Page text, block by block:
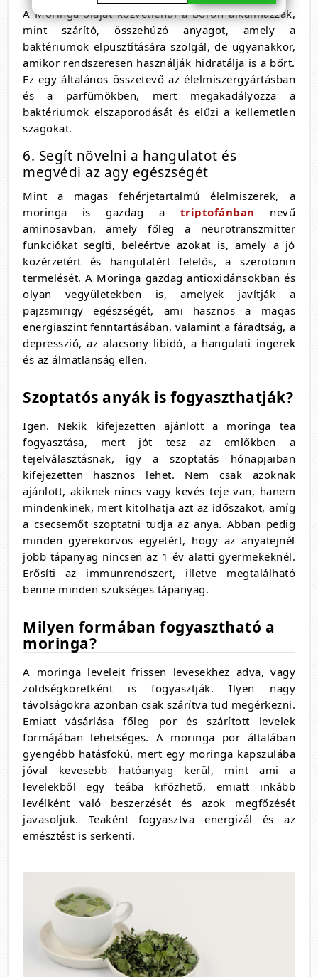
A Moringa-olajat közvetlenül a bőrön alkalmazzák,
mint szárító, összehúzó anyagot, amely a
baktériumok elpusztítására szolgál, de ugyanakkor,
amikor rendszeresen használják hidratálja is a bőrt.
Ez egy általános összetevő az élelmiszergyártásban
és a parfümökben, mert megakadályozza a
baktériumok elszaporodását és elűzi a kellemetlen
szagokat.
6. Segít növelni a hangulatot és
megvédi az agy egészségét
Mint a magas fehérjetartalmú élelmiszerek, a
moringa is gazdag a triptofánban nevű
aminosavban, amely főleg a neurotranszmitter
funkciókat segíti, beleértve azokat is, amely a jó
közérzetért és hangulatért felelős, a szerotonin
termelését. A Moringa gazdag antioxidánsokban és
olyan vegyületekben is, amelyek javítják a
pajzsmirigy egészségét, ami hasznos a magas
energiaszint fenntartásában, valamint a fáradtság, a
depresszió, az alacsony libidó, a hangulati ingerek
és az álmatlanság ellen.
Szoptatós anyák is fogyaszthatják?
Igen. Nekik kifejezetten ajánlott a moringa tea
fogyasztása, mert jót tesz az emlőkben a
tejelválasztásnak, így a szoptatás hónapjaiban
kifejezetten hasznos lehet. Nem csak azoknak
ajánlott, akiknek nincs vagy kevés teje van, hanem
mindenkinek, mert kitolhatja azt az időszakot, amíg
a csecsemőt szoptatni tudja az anya. Abban pedig
minden gyerekorvos egyetért, hogy az anyatejnél
jobb tápanyag nincsen az 1 év alatti gyermekeknél.
Erősíti az immunrendszert, illetve megtalálható
benne minden szükséges tápanyag.
Milyen formában fogyasztható a
moringa?
A moringa leveleit frissen levesekhez adva, vagy
zöldségköretként is fogyasztják. Ilyen nagy
távolságokra azonban csak szárítva tud megérkezni.
Emiatt vásárlása főleg por és szárított levelek
formájában lehetséges. A moringa por általában
gyengébb hatásfokú, mert egy moringa kapszulába
jóval kevesebb hatóanyag kerül, mint ami a
levelekből egy teába kifőzhető, emiatt inkább
levélként való beszerzését és azok megfőzését
javasoljuk. Teaként fogyasztva energizál és az
emésztést is serkenti.